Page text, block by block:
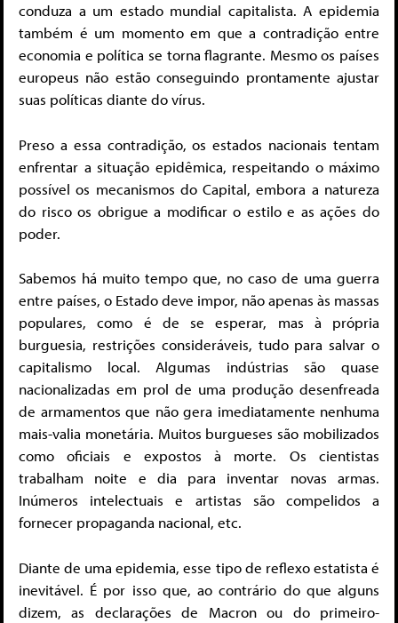
conduza a um estado mundial capitalista. A epidemia
também é um momento em que a contradição entre
economia e política se torna flagrante. Mesmo os países
europeus não estão conseguindo prontamente ajustar
suas políticas diante do vírus.
Preso a essa contradição, os estados nacionais tentam
enfrentar a situação epidêmica, respeitando o máximo
possível os mecanismos do Capital, embora a natureza
do risco os obrigue a modificar o estilo e as ações do
poder.
Sabemos há muito tempo que, no caso de uma guerra
entre países, o Estado deve impor, não apenas às massas
populares, como é de se esperar, mas à própria
burguesia, restrições consideráveis, tudo para salvar o
capitalismo local. Algumas indústrias são quase
nacionalizadas em prol de uma produção desenfreada
de armamentos que não gera imediatamente nenhuma
mais-valia monetária. Muitos burgueses são mobilizados
como oficiais e expostos à morte. Os cientistas
trabalham noite e dia para inventar novas armas.
Inúmeros intelectuais e artistas são compelidos a
fornecer propaganda nacional, etc.
Diante de uma epidemia, esse tipo de reflexo estatista é
inevitável. É por isso que, ao contrário do que alguns
dizem, as declarações de Macron ou do primeiro-